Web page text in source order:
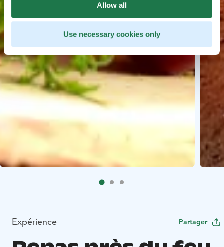
Allow all
Use necessary cookies only
Expérience Partager